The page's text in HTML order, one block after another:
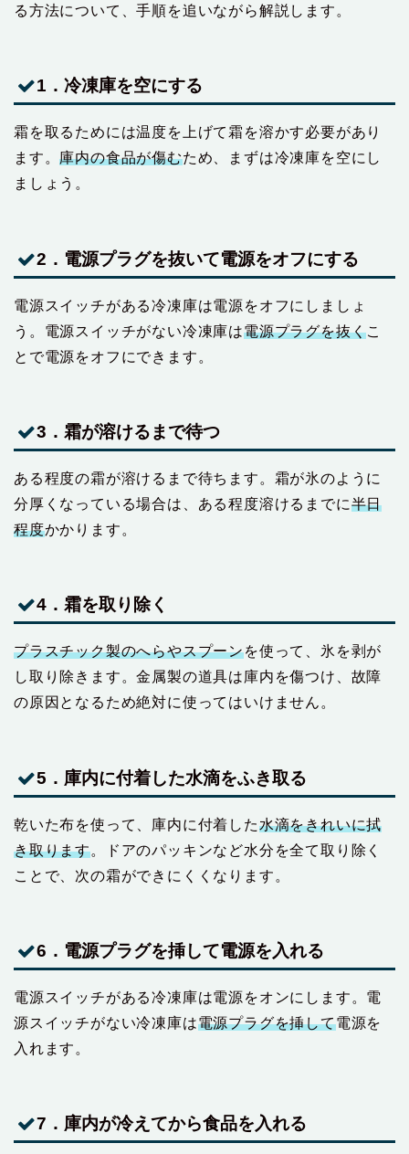
る方法について、手順を追いながら解説します。
1．冷凍庫を空にする
霜を取るためには温度を上げて霜を溶かす必要があり
ます。庫内の食品が傷むため、まずは冷凍庫を空にし
ましょう。
2．電源プラグを抜いて電源をオフにする
電源スイッチがある冷凍庫は電源をオフにしましょ
う。電源スイッチがない冷凍庫は電源プラグを抜くこ
とで電源をオフにできます。
3．霜が溶けるまで待つ
ある程度の霜が溶けるまで待ちます。霜が氷のように
分厚くなっている場合は、ある程度溶けるまでに半日
程度かかります。
4．霜を取り除く
プラスチック製のへらやスプーンを使って、氷を剥が
し取り除きます。金属製の道具は庫内を傷つけ、故障
の原因となるため絶対に使ってはいけません。
5．庫内に付着した水滴をふき取る
乾いた布を使って、庫内に付着した水滴をきれいに拭
き取ります。ドアのパッキンなど水分を全て取り除く
ことで、次の霜ができにくくなります。
6．電源プラグを挿して電源を入れる
電源スイッチがある冷凍庫は電源をオンにします。電
源スイッチがない冷凍庫は電源プラグを挿して電源を
入れます。
7．庫内が冷えてから食品を入れる